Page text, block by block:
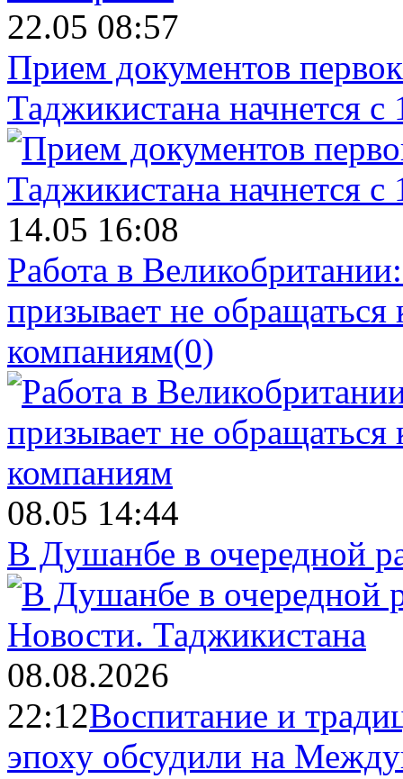
22.05 08:57
Прием документов
Таджикистана начнется с
14.05 16:08
Работа в
призывает не
компаниям(0)
08.05 14:44
В Душанбе в очередной
Новости. Таджикистана
08.08.2026
22:12Воспитание и
эпоху обсудили на